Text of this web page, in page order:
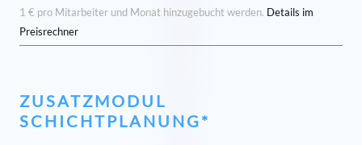
1 € pro Mitarbeiter und Monat hinzugebucht werden. Details im
Preisrechner
ZUSATZMODUL
SCHICHTPLANUNG*